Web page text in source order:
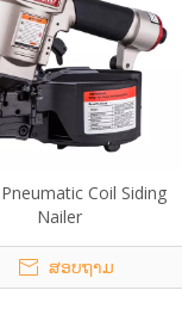
Coil Siding
Nailer
ສອບຖາມ